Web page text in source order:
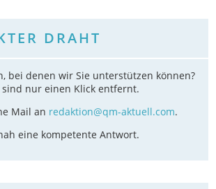
DRAHT
bei denen wir Sie unterstützen können?
sind nur einen Klick entfernt.
Mail an redaktion@qm-aktuell.com.
eine kompetente Antwort.